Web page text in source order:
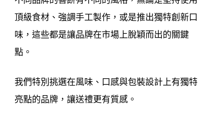
頂級食材、強調手工製作，或是推出獨特創新口
味，這些都是讓品牌在市場上脫穎而出的關鍵
點。
我們特別挑選在風味、口感與包裝設計上有獨特
亮點的品牌，讓送禮更有質感。